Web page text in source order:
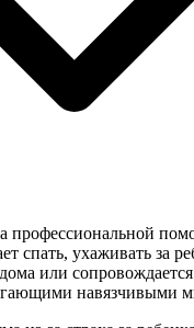
профессиональной
спать, ухаживать за
или
навязчивыми